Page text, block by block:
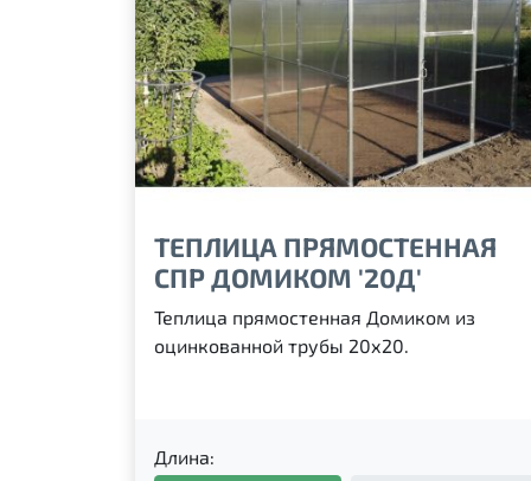
ТЕПЛИЦА ПРЯМОСТЕННАЯ
СПР ДОМИКОМ '20Д'
Теплица прямостенная Домиком из
оцинкованной трубы 20х20.
Длина: